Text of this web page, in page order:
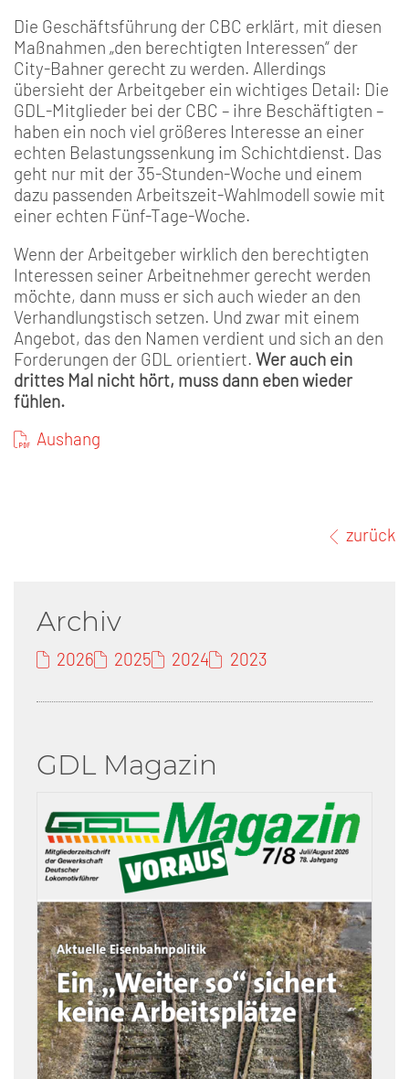
Die Geschäftsführung der CBC erklärt, mit diesen
Maßnahmen „den berechtigten Interessen“ der
City-Bahner gerecht zu werden. Allerdings
übersieht der Arbeitgeber ein wichtiges Detail: Die
GDL-Mitglieder bei der CBC – ihre Beschäftigten –
haben ein noch viel größeres Interesse an einer
echten Belastungssenkung im Schichtdienst. Das
geht nur mit der 35-Stunden-Woche und einem
dazu passenden Arbeitszeit-Wahlmodell sowie mit
einer echten Fünf-Tage-Woche.
Wenn der Arbeitgeber wirklich den berechtigten
Interessen seiner Arbeitnehmer gerecht werden
möchte, dann muss er sich auch wieder an den
Verhandlungstisch setzen. Und zwar mit einem
Angebot, das den Namen verdient und sich an den
Forderungen der GDL orientiert. Wer auch ein
drittes Mal nicht hört, muss dann eben wieder
fühlen.
Aushang
zurück
Archiv
2026 2025 2024 2023
GDL Magazin